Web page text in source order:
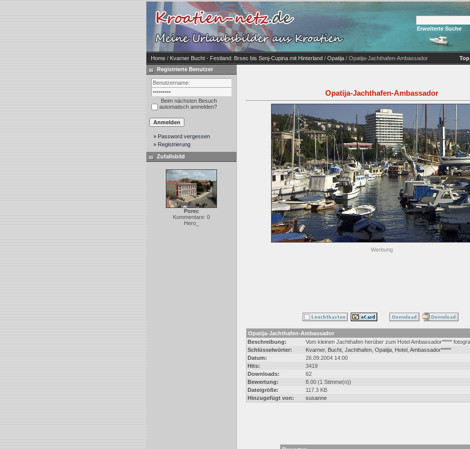
Erweiterte Suche
Home / Kvarner Bucht - Festland: Brsec bis Senj-Cupina mit Hinterland / Opatija / Opatija-Jachthafen-Ambassador
Registrierte Benutzer
Beim nächsten Besuch
automatisch anmelden?
» Password vergessen
» Registrierung
Zufallsbild
Porec
Kommentare: 0
Hero_
Opatija-Jachthafen-Ambassador
Werbung
Opatija-Jachthafen-Ambassador
Beschreibung:
Vom kleinen Jachthafen herüber zum Hotel Ambassador*****
Schlüsselwörter:
Kvarner, Bucht Jachthafen Opatija Hotel Ambassador*****
Datum:
26.09.2004 14:00
Hits:
3419
Downloads:
62
Bewertung:
8.00 (1 Stimme(n))
Dateigröße:
117.3 KB
Hinzugefügt von:
susanne